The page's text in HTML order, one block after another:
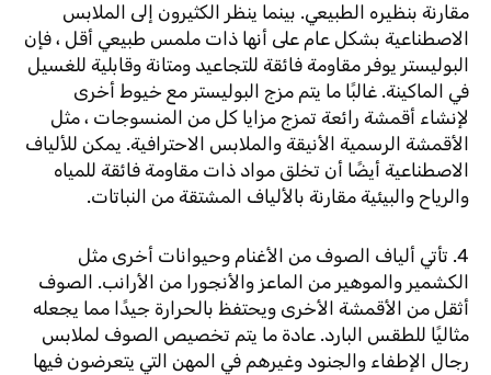
مقارنة بنظيره الطبيعي. بينما ينظر الكثيرون إلى الملابس
الاصطناعية بشكل عام على أنها ذات ملمس طبيعي أقل ، فإن
البوليستر يوفر مقاومة فائقة للتجاعيد ومتانة وقابلية للغسيل
في الماكينة. غالبًا ما يتم مزج البوليستر مع خيوط أخرى
لإنشاء أقمشة رائعة تمزج مزايا كل من المنسوجات ، مثل
الأقمشة الرسمية الأنيقة والملابس الاحترافية. يمكن للألياف
الاصطناعية أيضًا أن تخلق مواد ذات مقاومة فائقة للمياه
والرياح والبيئية مقارنة بالألياف المشتقة من النباتات.
4. تأتي ألياف الصوف من الأغنام وحيوانات أخرى مثل
الكشمير والموهير من الماعز والأنجورا من الأرانب. الصوف
أثقل من الأقمشة الأخرى ويحتفظ بالحرارة جيدًا مما يجعله
مثاليًا للطقس البارد. عادة ما يتم تخصيص الصوف لملابس
رجال الإطفاء والجنود وغيرهم في المهن التي يتعرضون فيها